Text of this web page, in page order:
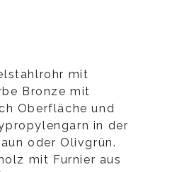
mit
Bronze mit
Oberfläche und
in der
oder Olivgrün.
mit Furnier aus